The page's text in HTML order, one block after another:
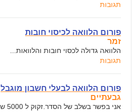
תגובות
פורום הלוואה לכיסוי חובות
זמר
הלוואה גדולה לכסוי חובות והלוואות...
תגובות
פורום הלוואה לבעלי חשבון מוגבל
גבעתיים
אני בפשר בשלב של הסדר.זקוק ל 5000 שח.יש לי סיכוי...